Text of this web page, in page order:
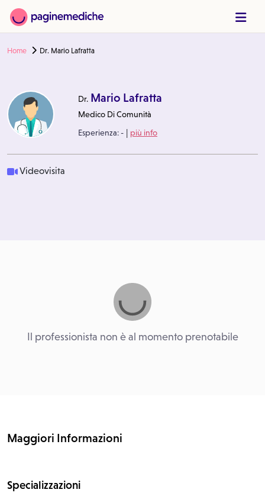
Home Dr. Mario Lafratta
Dr. Mario Lafratta
Medico Di Comunità
Esperienza:- | più info
Videovisita
Il professionista non è al momento prenotabile
Maggiori Informazioni
Specializzazioni